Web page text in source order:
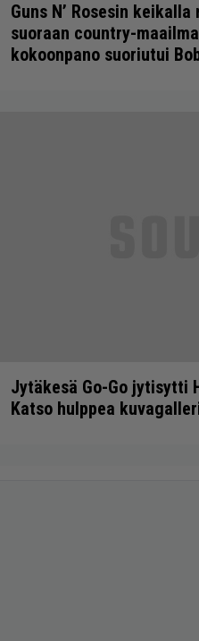
Guns N’ Rosesin
suoraan country-
kokoonpano suoriutui
Jytäkesä Go-Go jytisytti
Katso hulppea